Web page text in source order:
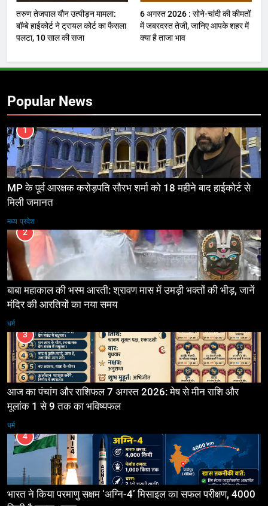
तरुण तेजपाल यौन उत्पीड़न मामला:
बॉम्बे हाईकोर्ट ने ट्रायल कोर्ट का फैसला
पलटा, 10 साल की सजा
6 अगस्त 2026 : सोने-चांदी की कीमतों
में जबरदस्त तेजी, जानिए आपके शहर में
क्या है ताजा भाव
Popular News
1
MP के पूर्व आरक्षक करोड़पति सौरभ शर्मा को 18 महीने बाद हाईकोर्ट से
मिली जमानत
मध्य प्रदेश
2
बाबा महाकाल की भस्म आरती: श्रावण मास में उमड़ी भक्तों की भीड़, जानें
मंदिर की आरतियों का नया समय
धर्म
3
आज का पंचांग और राशिफल 7 अगस्त 2026: मेष से मीन राशि और
मूलांक 1 से 9 तक का भविष्यफल
धर्म
4
भारत ने किया परमाणु सक्षम ‘अग्नि-4’ मिसाइल का सफल परीक्षण, 4000